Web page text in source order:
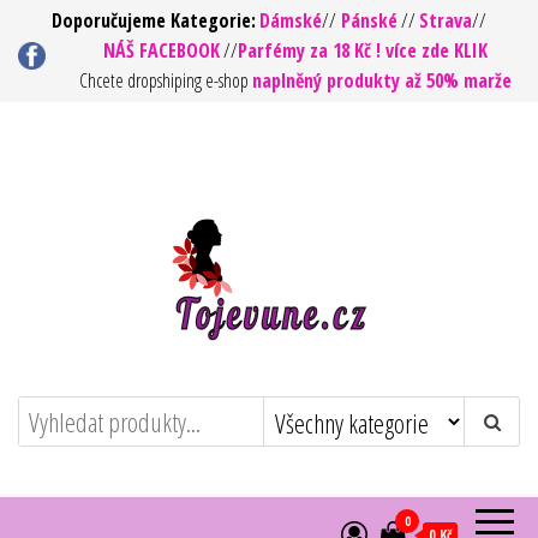
Přeskočit
na
Doporučujeme Kategorie: Dámské// Pánské//Strava//
NÁŠ FACEBOOK//Parfémy za 18 Kč ! více zde KLIK
Chcete dropshiping e-shop naplněný produkty až 50% marže
To jsou vůně ! – Kvalita za rozumnou
cenu
https://tojevune.cz/
0